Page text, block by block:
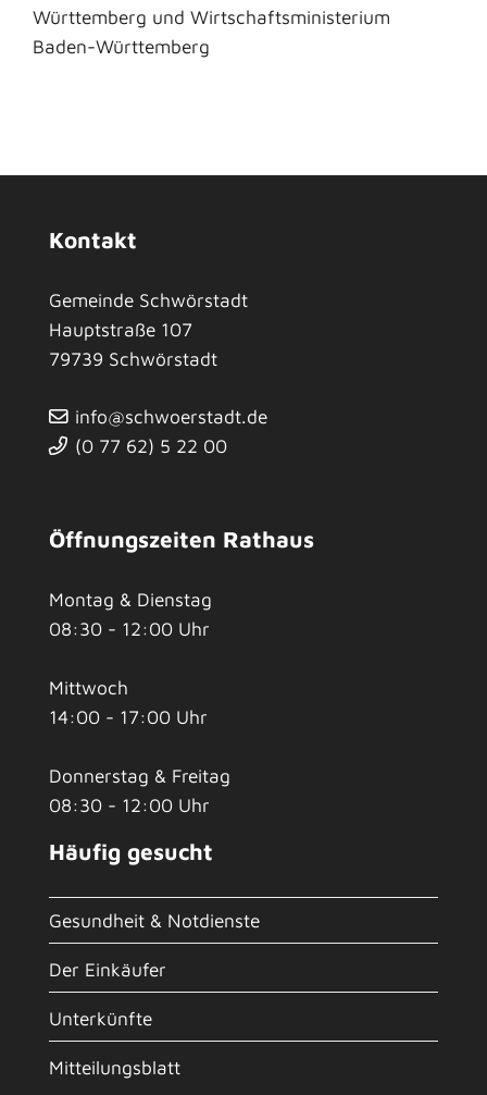
Württemberg und Wirtschaftsministerium
Baden-Württemberg
Kontakt
Gemeinde Schwörstadt
Hauptstraße 107
79739 Schwörstadt
info@schwoerstadt.de
(0 77 62) 5 22 00
Öffnungszeiten Rathaus
Montag & Dienstag
08:30 - 12:00 Uhr
Mittwoch
14:00 - 17:00 Uhr
Donnerstag & Freitag
08:30 - 12:00 Uhr
Häufig gesucht
Gesundheit & Notdienste
Der Einkäufer
Unterkünfte
Mitteilungsblatt